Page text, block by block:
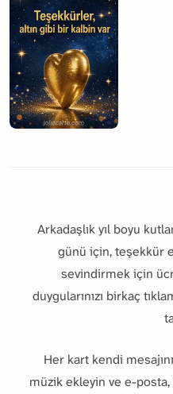
Arkadaşlık yıl boyu
günü için, teşekkür
sevindirmek için
duygularınızı birkaç
Her kart kendi
müzik ekleyin ve e-